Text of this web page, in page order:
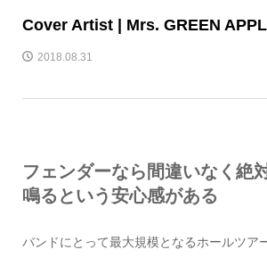
Cover Artist | Mrs. GREEN
2018.08.31
フェンダーなら間違いなく絶
鳴るという安心感がある
バンドにとって最大規模となるホールツア